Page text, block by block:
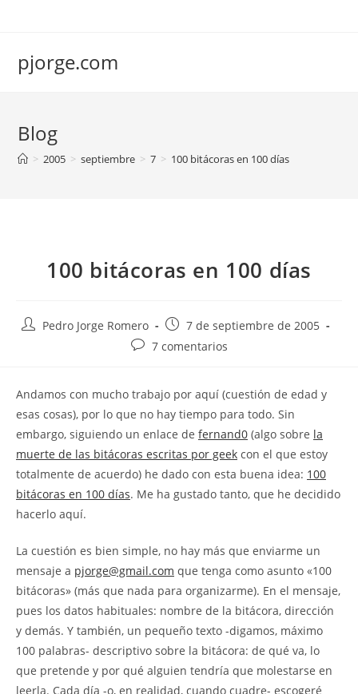
pjorge.com
Blog
> 2005 > septiembre > 7 > 100 bitácoras en 100 días
100 bitácoras en 100 días
AutorPedro Jorge Romero
Publicación
de
7 de septiembre de 2005
Comentarios
entrada:
7 comentarios
Andamos con mucho trabajo por aquí (cuestión de edad y
esas cosas), por lo que no hay tiempo para todo. Sin
embargo, siguiendo un enlace de fernand0 (algo sobre la
muerte de las bitácoras escritas por geek con el que estoy
totalmente de acuerdo) he dado con esta buena idea: 100
bitácoras en 100 días. Me ha gustado tanto, que he decidido
hacerlo aquí.
La cuestión es bien simple, no hay más que enviarme un
mensaje a pjorge@gmail.com que tenga como asunto «100
bitácoras» (más que nada para organizarme). En el mensaje,
pues los datos habituales: nombre de la bitácora, dirección
y demás. Y también, un pequeño texto -digamos, máximo
100 palabras- descriptivo sobre la bitácora: de qué va, lo
que pretende y por qué alguien tendría que molestarse en
leerla. Cada día -o, en realidad, cuando cuadre- escogeré